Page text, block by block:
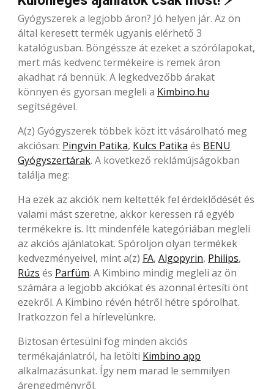
Gyógyszerek a legjobb áron? Jó helyen jár. Az ön
által keresett termék ugyanis elérhető 3
katalógusban. Böngéssze át ezeket a szórólapokat,
mert más kedvenc termékeire is remek áron
akadhat rá bennük. A legkedvezőbb árakat
könnyen és gyorsan megleli a Kimbino.hu
segítségével.
A(z) Gyógyszerek többek közt itt vásárolható meg
akciósan: Pingvin Patika, Kulcs Patika és BENU
Gyógyszertárak. A következő reklámújságokban
találja meg:
Ha ezek az akciók nem keltették fel érdeklődését és
valami mást szeretne, akkor keressen rá egyéb
termékekre is. Itt mindenféle kategóriában megleli
az akciós ajánlatokat. Spóroljon olyan termékek
kedvezményeivel, mint a(z) FA, Algopyrin, Philips,
Rúzs és Parfüm. A Kimbino mindig megleli az ön
számára a legjobb akciókat és azonnal értesíti önt
ezekről. A Kimbino révén hétről hétre spórolhat.
Iratkozzon fel a hírlevelünkre.
Biztosan értesülni fog minden akciós
termékajánlatról, ha letölti Kimbino app
alkalmazásunkat. Így nem marad le semmilyen
árengedményről.